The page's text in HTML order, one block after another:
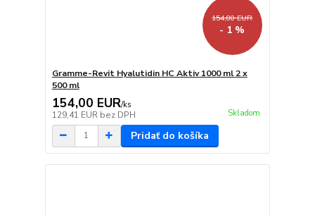
154,80 EUR
- 1 %
Gramme-Revit Hyalutidin HC Aktiv 1000 ml 2 x
500 ml
154,00 EUR/ks
129,41 EUR bez DPH Skladom
Pridať do košíka